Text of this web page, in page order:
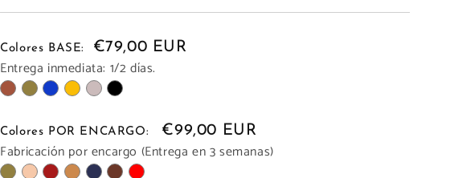
Colores BASE: €79,00 EUR
Entrega inmediata: 1/2 días.
Colores POR ENCARGO: €99,00 EUR
Fabricación por encargo (Entrega en 3 semanas)